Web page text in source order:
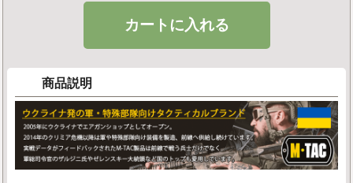
商品説明